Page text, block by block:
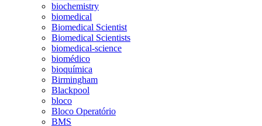
biochemistry
biomedical
Biomedical Scientist
Biomedical Scientists
biomedical-science
biomédico
bioquímica
Birmingham
Blackpool
bloco
Bloco Operatório
BMS